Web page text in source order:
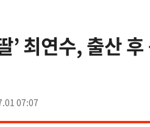
’ 최연수, 출산
07:07